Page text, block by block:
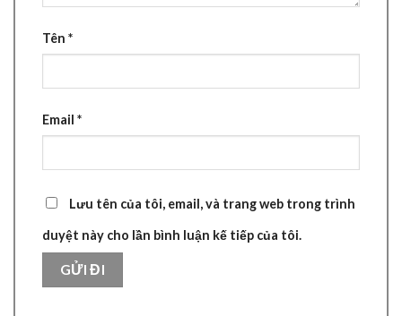
Tên *
Email *
Lưu tên của tôi, email, và trang web trong trình
duyệt này cho lần bình luận kế tiếp của tôi.